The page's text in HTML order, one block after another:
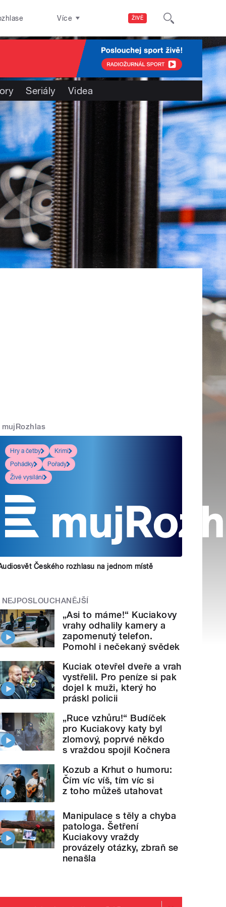
ŽIVĚ
Více
Seriály Videa
Veroniky Hlaváčové" style="">Problémy s
mujRozhlas
Hry a četby
Krimi
Pohádky
Pořady
Živé vysílání
Českého rozhlasu na jednom místě
NEJPOSLOUCHANĚJŠÍ
„Asi to máme!“ Kuciakovy
vrahy odhalily kamery a
zapomenutý telefon.
Pomohl i nečekaný svědek
Kuciak otevřel dveře a vrah
vystřelil. Pro peníze si pak
dojel k muži, který ho
práskl policii
„Ruce vzhůru!“ Budíček
pro Kuciakovy katy byl
zlomový, poprvé někdo
s vraždou spojil Kočnera
Kozub a Krhut o humoru:
Čím víc víš, tím víc si
z toho můžeš utahovat
Manipulace s těly a chyba
patologa. Šetření
Kuciakovy vraždy
provázely otázky, zbraň se
nenašla